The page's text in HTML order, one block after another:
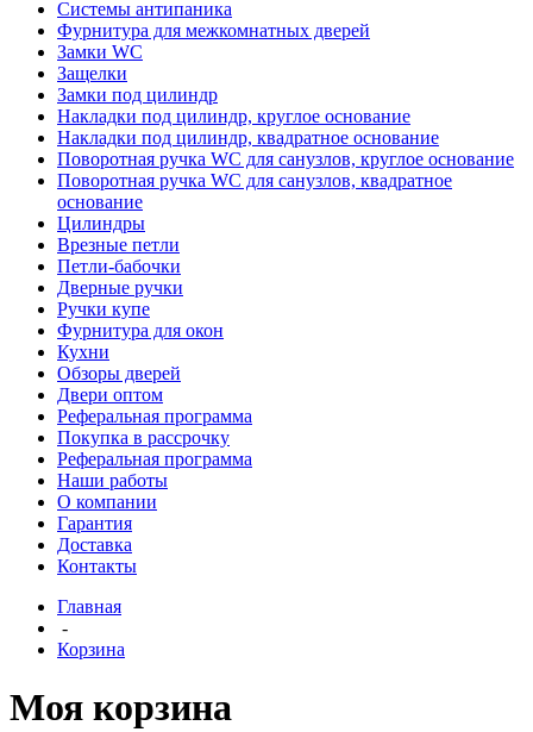
Системы антипаника
Фурнитура для межкомнатных дверей
Замки WC
Защелки
Замки под цилиндр
Накладки под цилиндр, круглое основание
Накладки под цилиндр, квадратное основание
Поворотная ручка WC для санузлов, круглое основание
Поворотная ручка WC для санузлов, квадратное
основание
Цилиндры
Врезные петли
Петли-бабочки
Дверные ручки
Ручки купе
Фурнитура для окон
Кухни
Обзоры дверей
Двери оптом
Реферальная программа
Покупка в рассрочку
Реферальная программа
Наши работы
О компании
Гарантия
Доставка
Контакты
Главная
-
Корзина
Моя корзина